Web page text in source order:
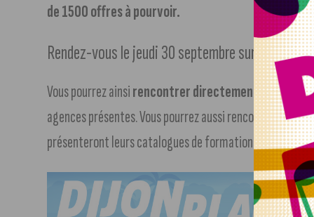
de 1500 offres à pourvoir.
Rendez-vous le jeudi 30 septembre sur la place de
Vous pourrez ainsirencontrer directement les
agences présentes. Vous pourrez aussi rencontrer les
présenteront leurs catalogues de formations